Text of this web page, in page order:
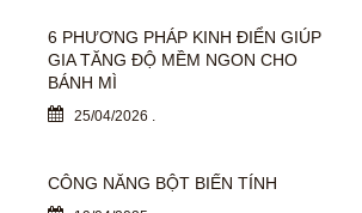
6 PHƯƠNG PHÁP KINH ĐIỂN GIÚP
GIA TĂNG ĐỘ MỀM NGON CHO
BÁNH MÌ
25/04/2026
CÔNG NĂNG BỘT BIẾN TÍNH